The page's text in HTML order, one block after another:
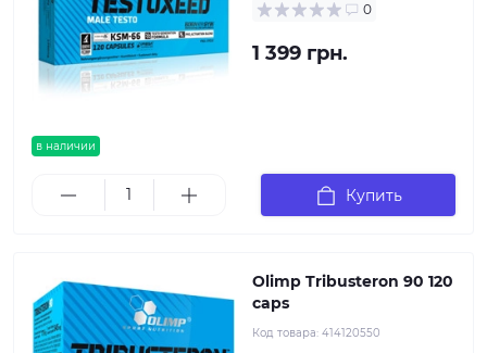
в наличии
0
1 399 грн.
Купить
Olimp Tribusteron 90 120
caps
Код товара: 414120550